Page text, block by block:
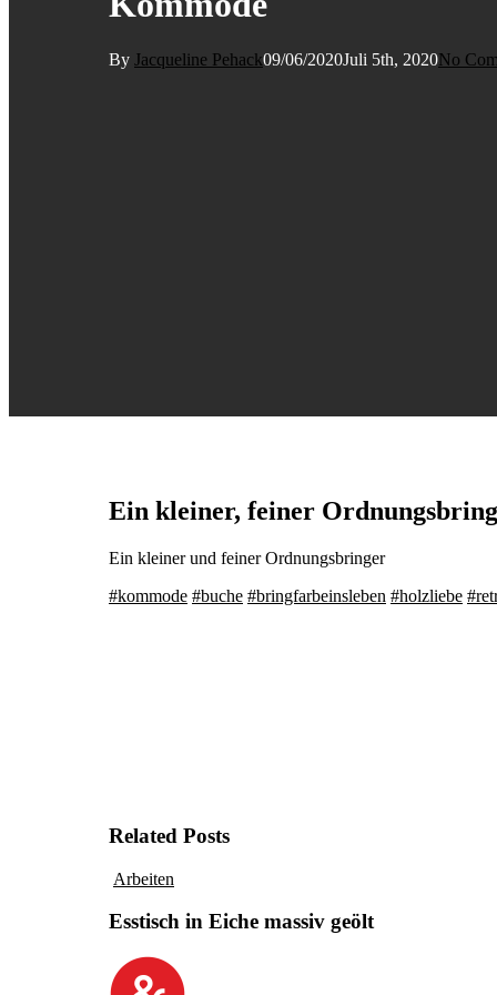
By Jacqueline Pehack09/06/2020Juli 5th, 2020No
Ein kleiner, feiner
Ein kleiner und feiner Ordnungsbringer
#kommode #buche #bringfarbeinsleben #holzliebe #
Related Posts
Arbeiten
Esstisch in Eiche massiv geölt